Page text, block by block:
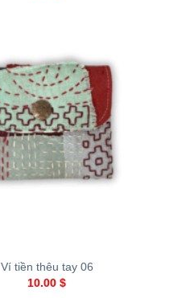
Ví tiền thêu tay 06
10.00 $